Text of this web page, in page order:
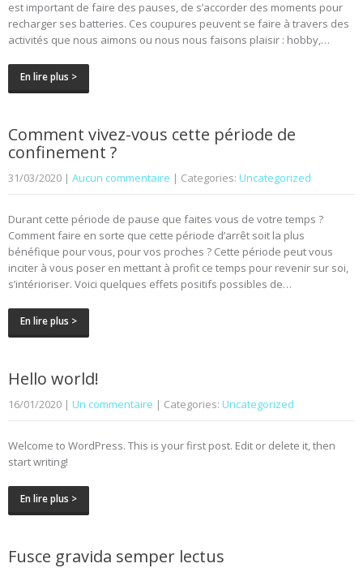
est important de faire des pauses, de s’accorder des moments pour
recharger ses batteries. Ces coupures peuvent se faire à travers des
activités que nous aimons ou nous nous faisons plaisir : hobby,…
En lire plus >
Comment vivez-vous cette période de
confinement ?
31/03/2020 | Aucun commentaire | Categories: Uncategorized
Durant cette période de pause que faites vous de votre temps ?
Comment faire en sorte que cette période d’arrêt soit la plus
bénéfique pour vous, pour vos proches ? Cette période peut vous
inciter à vous poser en mettant à profit ce temps pour revenir sur soi,
s’intérioriser. Voici quelques effets positifs possibles de…
En lire plus >
Hello world!
16/01/2020 | Un commentaire | Categories: Uncategorized
Welcome to WordPress. This is your first post. Edit or delete it, then
start writing!
En lire plus >
Fusce gravida semper lectus